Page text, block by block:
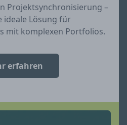
Projektsynchronisierung –
ideale Lösung für
mit komplexen Portfolios.
erfahren